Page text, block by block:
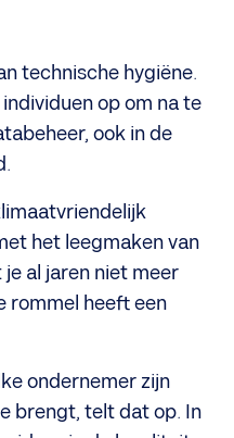
technische hygiëne.
op om na te
ook in de
het leegmaken van
al jaren niet meer
rommel heeft een
ondernemer zijn
brengt, telt dat op. In